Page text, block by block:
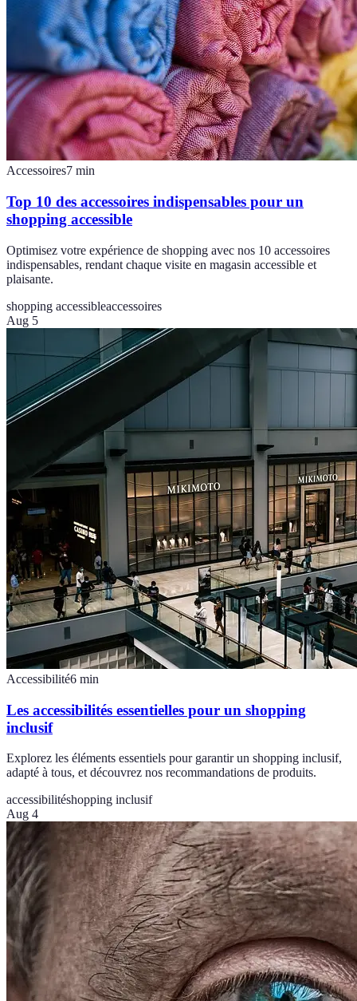
Accessoires7 min
Top 10 des accessoires indispensables pour un
shopping accessible
Optimisez votre expérience de shopping avec nos 10 accessoires
indispensables, rendant chaque visite en magasin accessible et
plaisante.
shopping accessibleaccessoires
Aug 5
Accessibilité6 min
Les accessibilités essentielles pour un shopping
inclusif
Explorez les éléments essentiels pour garantir un shopping inclusif,
adapté à tous, et découvrez nos recommandations de produits.
accessibilitéshopping inclusif
Aug 4